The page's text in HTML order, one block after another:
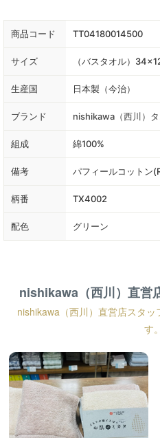
商品コード TT04180014500
サイズ （バスタオル）
生産国 日本製（今治）
ブランド nishikawa（西川）
組成 綿100%
備考 パフィールコットン
柄番 TX4002
配色 グリーン
nishikawa（西川）直営
nishikawa（西川）直営店スタ
す。